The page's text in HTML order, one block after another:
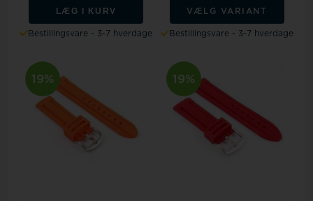
LÆG I KURV
Bestillingsvare - 3-7 hverdage
VÆLG VARIANT
Bestillingsvare - 3-7 hverdage
19% 19%